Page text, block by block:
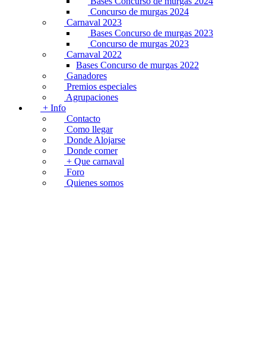
Concurso de murgas 2024
Carnaval 2023
Bases Concurso de murgas 2023
Concurso de murgas 2023
Carnaval 2022
Bases Concurso de murgas 2022
Ganadores
Premios especiales
Agrupaciones
+ Info
Contacto
Como llegar
Donde Alojarse
Donde comer
+ Que carnaval
Foro
Quienes somos